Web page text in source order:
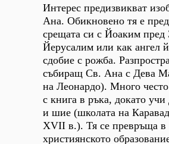
Интерес предизвикват
Ана. Обикновено тя е
срещата си с Йоаким пред
Йерусалим или как ангел
сдобие с рожба.
събиращ Св. Ана с Дева
на Леонардо). Много
с книга в ръка, докато
и шие (школата на
XVII в.). Тя се превръща в
християнското